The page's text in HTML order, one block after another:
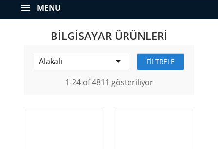
MENU
BILGISAYAR ÜRÜNLERI
Alakalı  FILTRELE
1-24 of 4811 gösteriliyor